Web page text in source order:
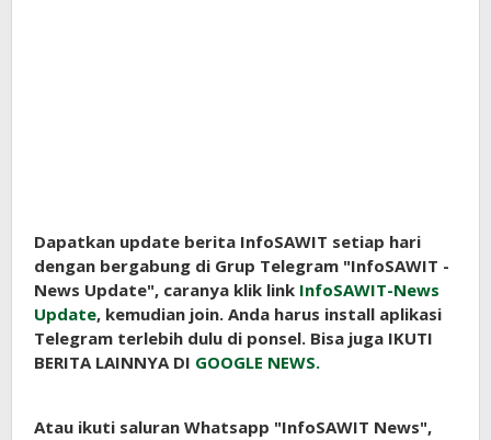
Dapatkan update berita InfoSAWIT setiap hari
dengan bergabung di Grup Telegram "InfoSAWIT -
News Update", caranya klik link InfoSAWIT-News
Update, kemudian join. Anda harus install aplikasi
Telegram terlebih dulu di ponsel. Bisa juga IKUTI
BERITA LAINNYA DI GOOGLE NEWS.
Atau ikuti saluran Whatsapp "InfoSAWIT News",